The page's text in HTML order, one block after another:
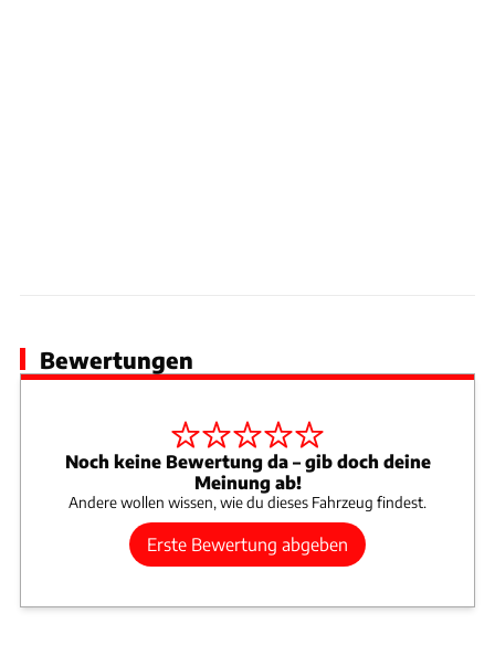
Bewertungen
Noch keine Bewertung da – gib doch deine
Meinung ab!
Andere wollen wissen, wie du dieses Fahrzeug findest.
Erste Bewertung abgeben